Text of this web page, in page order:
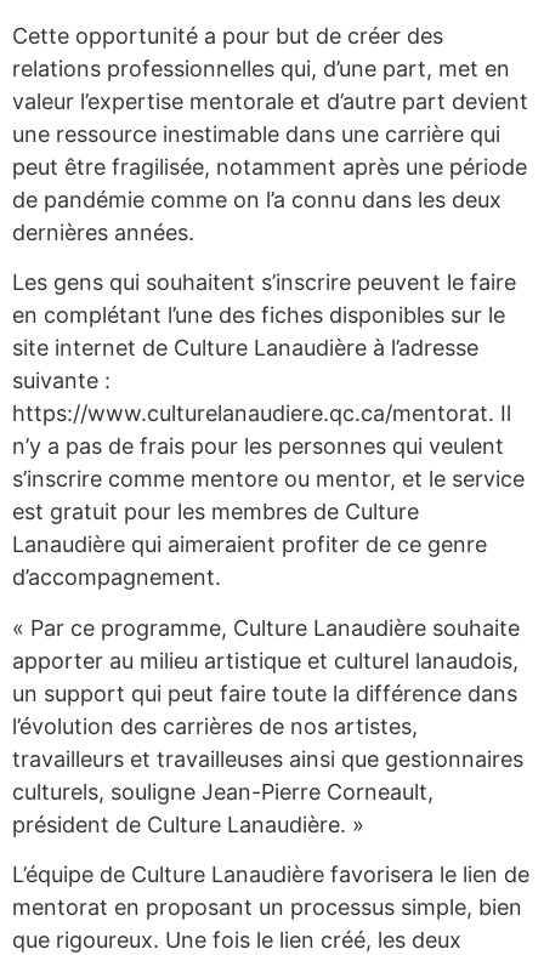
Cette opportunité a pour but de créer des
relations professionnelles qui, d’une part, met en
valeur l’expertise mentorale et d’autre part devient
une ressource inestimable dans une carrière qui
peut être fragilisée, notamment après une période
de pandémie comme on l’a connu dans les deux
dernières années.
Les gens qui souhaitent s’inscrire peuvent le faire
en complétant l’une des fiches disponibles sur le
site internet de Culture Lanaudière à l’adresse
suivante :
https://www.culturelanaudiere.qc.ca/mentorat. Il
n’y a pas de frais pour les personnes qui veulent
s’inscrire comme mentore ou mentor, et le service
est gratuit pour les membres de Culture
Lanaudière qui aimeraient profiter de ce genre
d’accompagnement.
« Par ce programme, Culture Lanaudière souhaite
apporter au milieu artistique et culturel lanaudois,
un support qui peut faire toute la différence dans
l’évolution des carrières de nos artistes,
travailleurs et travailleuses ainsi que gestionnaires
culturels, souligne Jean-Pierre Corneault,
président de Culture Lanaudière. »
L’équipe de Culture Lanaudière favorisera le lien de
mentorat en proposant un processus simple, bien
que rigoureux. Une fois le lien créé, les deux